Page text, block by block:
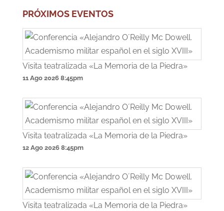
PRÓXIMOS EVENTOS
Visita teatralizada «La Memoria de la Piedra»
11 Ago 2026 8:45pm
Visita teatralizada «La Memoria de la Piedra»
12 Ago 2026 8:45pm
Visita teatralizada «La Memoria de la Piedra»